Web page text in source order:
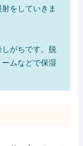
をしていきま
しがちです。脱
ムなどで保湿